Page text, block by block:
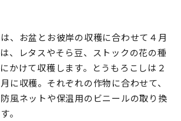
、お盆とお彼岸の収穫に合わせて４月
、レタスやそら豆、ストックの花の種
かけて収穫します。とうもろこしは２
に収穫。それぞれの作物に合わせて、
風ネットや保温用のビニールの取り換
。